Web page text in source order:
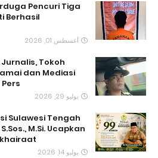
Pencuri Tiga
Berhasil
أغسطس 01, 2026
Tokoh
dan Mediasi
يوليو 29, 2026
Sulawesi Tengah
M.Si. Ucapkan
يوليو 14, 2026